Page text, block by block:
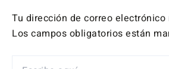
Tu dirección de correo
Los campos obligatorios están